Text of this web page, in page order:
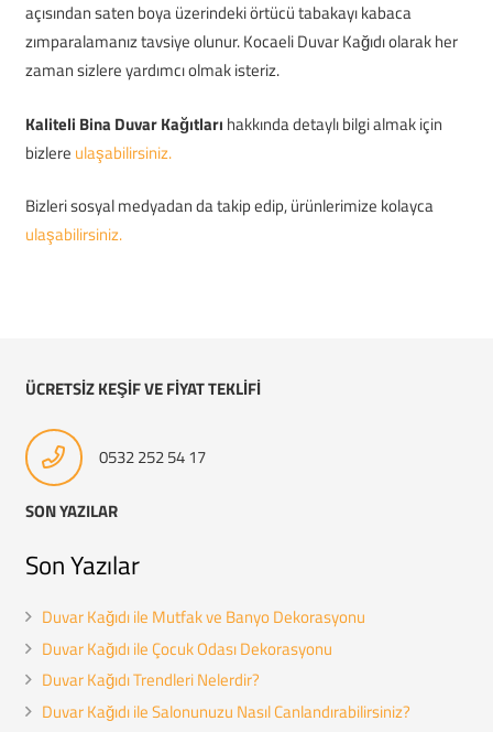
açısından saten boya üzerindeki örtücü tabakayı kabaca
zımparalamanız tavsiye olunur. Kocaeli Duvar Kağıdı olarak her
zaman sizlere yardımcı olmak isteriz.
Kaliteli Bina Duvar Kağıtları hakkında detaylı bilgi almak için
bizlere ulaşabilirsiniz.
Bizleri sosyal medyadan da takip edip, ürünlerimize kolayca
ulaşabilirsiniz.
ÜCRETSİZ KEŞİF VE FİYAT TEKLİFİ
0532 252 54 17
SON YAZILAR
Son Yazılar
Duvar Kağıdı ile Mutfak ve Banyo Dekorasyonu
Duvar Kağıdı ile Çocuk Odası Dekorasyonu
Duvar Kağıdı Trendleri Nelerdir?
Duvar Kağıdı ile Salonunuzu Nasıl Canlandırabilirsiniz?